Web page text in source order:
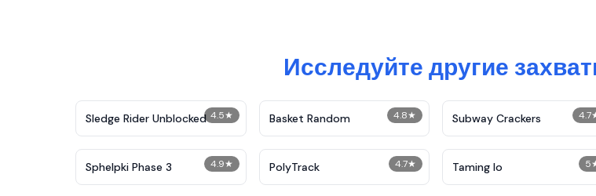
Исследуйте другие
4.5★
Sledge Rider Unblocked 4.8★
Basket Random 4.7
Subway Crackers
4.9★
Sphelpki Phase 3 4.7★
PolyTrack 5
Taming Io